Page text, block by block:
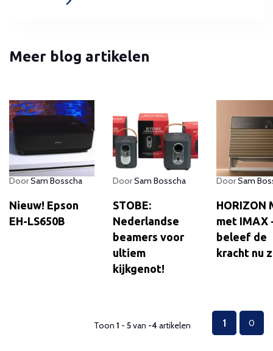
Meer blog artikelen
DoorSam Bosscha
Nieuw! Epson
EH-LS650B
DoorSam Bosscha
STOBE:
Nederlandse
beamers voor
ultiem
kijkgenot!
DoorSam
HORIZON
met IMAX
beleef de
kracht nu
Toon 1 - 5van -4 artikelen 1 0